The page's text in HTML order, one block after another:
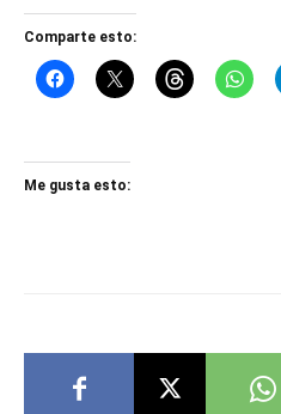
Comparte esto:
Me gusta esto: